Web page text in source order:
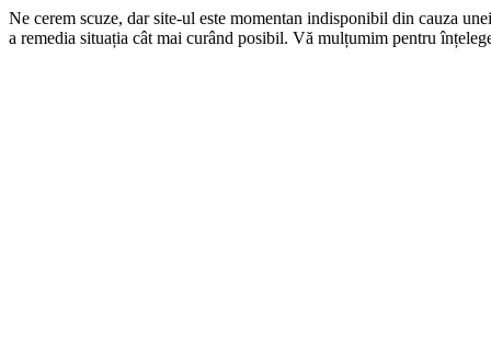
Ne cerem scuze, dar site-ul este momentan indisponibil din cauza
a remedia situația cât mai curând posibil. Vă mulțumim pentru